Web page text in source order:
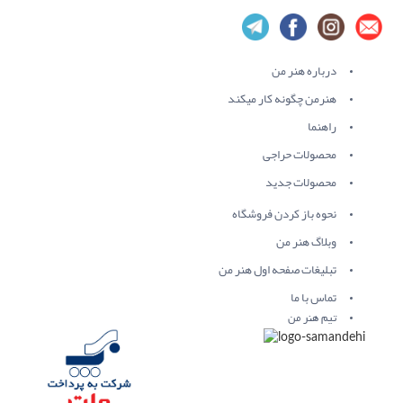
درباره هنر من
هنرمن چگونه کار میکند
راهنما
محصولات حراجی
محصولات جدید
نحوه باز کردن فروشگاه
وبلاگ هنر من
تبلیغات صفحه اول هنر من
تماس با ما
تیم هنر من